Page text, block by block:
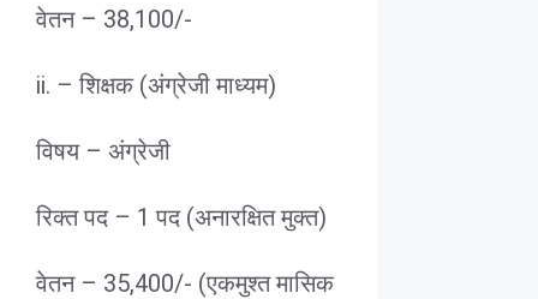
वेतन – 38,100/-
ii. – शिक्षक (अंग्रेजी माध्यम)
विषय – अंग्रेजी
रिक्त पद – 1 पद (अनारक्षित मुक्त)
वेतन – 35,400/- (एकमुश्त मासिक